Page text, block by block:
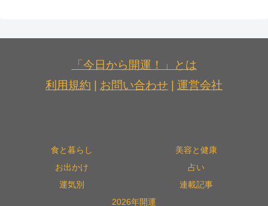
「今日から開運！」とは
利用規約
お問い合わせ 運営会社
食と暮らし
美容と健康
お出かけ
占い
運気別
連載記事
2026年開運